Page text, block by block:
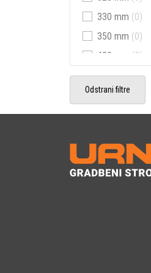
(1)
(1)
(1)
142 kg (1)
170 kg (1)
211 kg (1)
228 kg (1)
330 mm (0)
350 mm (0)
420 mm
(0)
450 mm (0)
500 mm
550 mm (0)
650 mm
(0)
660 mm (0)
Odstrani filtre